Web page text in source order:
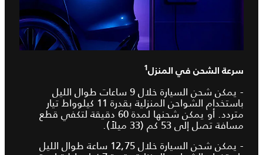
سرعة الشحن في المنزل 1
- يمكن شحن السيارة خلال 9 ساعات طوال الليل
باستخدام الشواحن المنزلية بقدرة 11 كيلوواط تيار
متردد. أو يمكن شحنها لمدة 60 دقيقة لتكفي قطع
مسافة تصل إلى 53 كم (33 ميلاً).
- يمكن شحن السيارة خلال 12,75 ساعة طوال الليل